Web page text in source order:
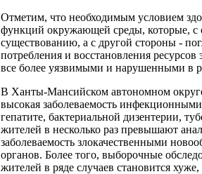
Отметим, что необходимым условием
функций окружающей среды, которые, с
существованию, а с другой стороны -
потребления и восстановления
все более уязвимыми и нарушенными в
В Ханты-Мансийском автономном
высокая заболеваемость
гепатите, бактериальной дизентерии,
жителей в несколько раз превышают
заболеваемость злокачественными
органов. Более того, выборочные
жителей в ряде случаев становится